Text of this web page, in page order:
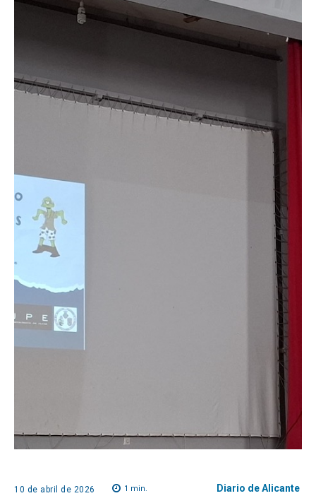
10 de abril de 2026 1 min. Diario de Alicante